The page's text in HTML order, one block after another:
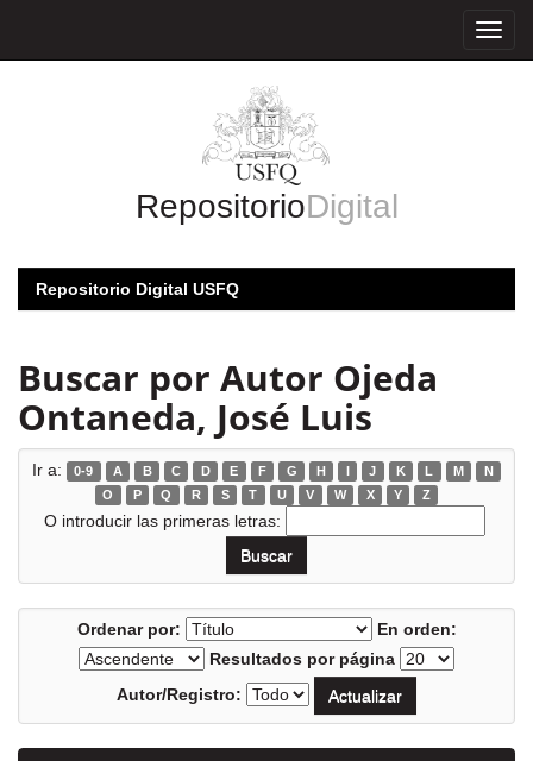
RepositorioDigital
Repositorio Digital USFQ
Buscar por Autor Ojeda
Ontaneda, José Luis
Ir a: 0-9 A B C D E F G H I J K L M
N
O
P Q R S T U V W X Y Z
O introducir las primeras letras:
Ordenar por:
En orden:
Resultados por página
Autor/Registro: